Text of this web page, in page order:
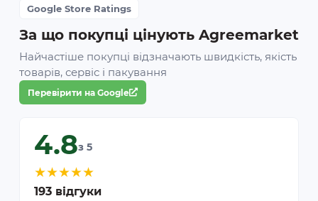
Google Store Ratings
За що покупці цінують Agreemarket
Найчастіше покупці відзначають швидкість, якість
товарів, сервіс і пакування
Перевірити на Google
4.8з 5
★★★★★
193 відгуки